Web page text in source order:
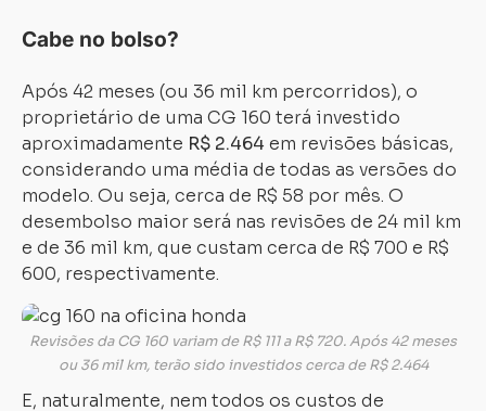
Cabe no bolso?
Após 42 meses (ou 36 mil km percorridos), o
proprietário de uma CG 160 terá investido
aproximadamente R$ 2.464 em revisões básicas,
considerando uma média de todas as versões do
modelo. Ou seja, cerca de R$ 58 por mês. O
desembolso maior será nas revisões de 24 mil km
e de 36 mil km, que custam cerca de R$ 700 e R$
600, respectivamente.
Revisões da CG 160 variam de R$ 111 a R$ 720. Após 42 meses
ou 36 mil km, terão sido investidos cerca de R$ 2.464
E, naturalmente, nem todos os custos de